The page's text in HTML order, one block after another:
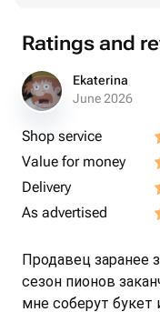
46CM
Ratings and
Ekaterina
June 2026
Shop service
Value for money
Delivery
As advertised
Продавец заранее
сезон пионов
мне соберут букет